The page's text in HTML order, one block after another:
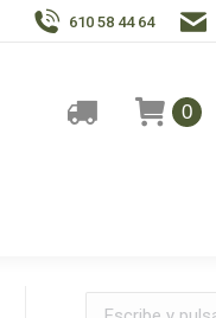
610 58 44 64
0
Buscar: